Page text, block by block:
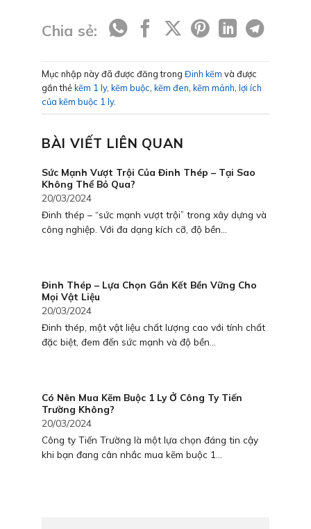
Chia sẻ:
Mục nhập này đã được đăng trong Đinh kẽm và được
gắn thẻkẽm 1 ly, kẽm buộc kẽm đen kẽm mảnh lợi ích
của kẽm buộc 1 ly.
BÀI VIẾT LIÊN QUAN
Sức Mạnh Vượt Trội Của Đinh Thép – Tại Sao
Không Thể Bỏ Qua?
20/03/2024
Đinh thép – “sức mạnh vượt trội” trong xây dựng và
công nghiệp. Với đa dạng kích cỡ, độ bền...
Đinh Thép – Lựa Chọn Gắn Kết Bền Vững Cho
Mọi Vật Liệu
20/03/2024
Đinh thép, một vật liệu chất lượng cao với tính chất
đặc biệt, đem đến sức mạnh và độ bền...
Có Nên Mua Kẽm Buộc 1 Ly Ở Công Ty Tiến
Trường Không?
20/03/2024
Công ty Tiến Trường là một lựa chọn đáng tin cậy
khi bạn đang cân nhắc mua kẽm buộc 1...